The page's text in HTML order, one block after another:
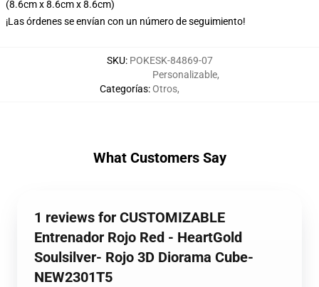
(8.6cm x 8.6cm x 8.6cm)
¡Las órdenes se envían con un número de seguimiento!
SKU: POKESK-84869-07
Categorías:
Personalizable,
Otros,
What Customers Say
1 reviews for CUSTOMIZABLE
Entrenador Rojo Red - HeartGold
Soulsilver- Rojo 3D Diorama Cube-
NEW2301T5